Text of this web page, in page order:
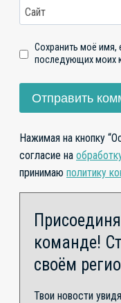
Сайт
Сохранить моё имя,
последующих моих
Нажимая на кнопку
согласие на
принимаю политику
команде!
своём
Твои новости